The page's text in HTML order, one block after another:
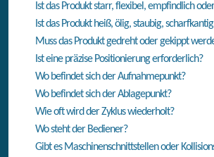
Ist das Produkt starr, flexibel, empfindlich
Ist das Produkt heiß, ölig, staubig,
Muss das Produkt gedreht oder gekippt
Ist eine präzise Positionierung erforderlich?
Wo befindet sich der Aufnahmepunkt?
Wo befindet sich der Ablagepunkt?
Wie oft wird der Zyklus wiederholt?
Wo steht der Bediener?
Gibt es Maschinenschnittstellen oder